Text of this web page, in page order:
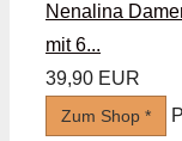
Nenalina
mit 6...
39,90 EUR
Zum Shop *